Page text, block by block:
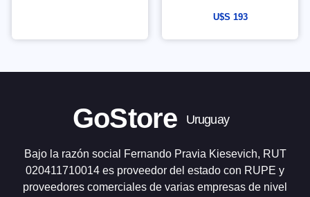
U$S 193
GoStore Uruguay
Bajo la razón social Fernando Pravia Kiesevich, RUT
020411710014 es proveedor del estado con RUPE y
proveedores comerciales de varias empresas de nivel